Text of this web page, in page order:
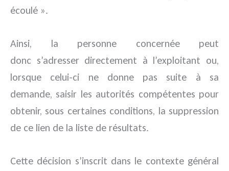
écoulé ».
Ainsi, la personne concernée peut
donc s’adresser directement à l’exploitant ou,
lorsque celui-ci ne donne pas suite à sa
demande, saisir les autorités compétentes pour
obtenir, sous certaines conditions, la suppression
de ce lien de la liste de résultats.
Cette décision s’inscrit dans le contexte général